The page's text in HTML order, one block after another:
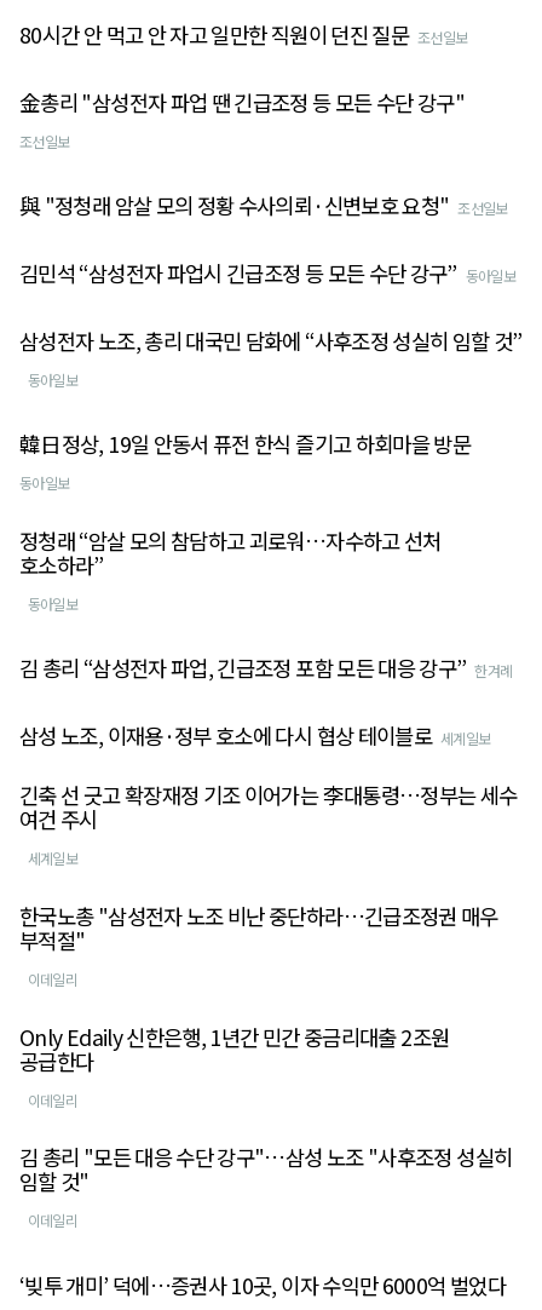
80시간 안 먹고 안 자고 일만한 직원이 던진 질문 조선일보
金총리 "삼성전자 파업 땐 긴급조정 등 모든 수단 강구"
조선일보
與 "정청래 암살 모의 정황 수사의뢰·신변보호 요청" 조선일보
김민석 “삼성전자 파업시 긴급조정 등 모든 수단 강구” 동아일보
삼성전자 노조, 총리 대국민 담화에 “사후조정 성실히 임할 것”
동아일보
韓日정상, 19일 안동서 퓨전 한식 즐기고 하회마을 방문
동아일보
정청래 “암살 모의 참담하고 괴로워…자수하고 선처
호소하라”
동아일보
김 총리 “삼성전자 파업, 긴급조정 포함 모든 대응 강구” 한겨례
삼성 노조, 이재용·정부 호소에 다시 협상 테이블로 세계일보
긴축 선 긋고 확장재정 기조 이어가는 李대통령…정부는 세수
여건 주시
세계일보
한국노총 "삼성전자 노조 비난 중단하라…긴급조정권 매우
부적절"
이데일리
Only Edaily 신한은행, 1년간 민간 중금리대출 2조원
공급한다
이데일리
김 총리 "모든 대응 수단 강구"…삼성 노조 "사후조정 성실히
임할 것"
이데일리
‘빚투 개미’ 덕에…증권사 10곳, 이자 수익만 6000억 벌었다